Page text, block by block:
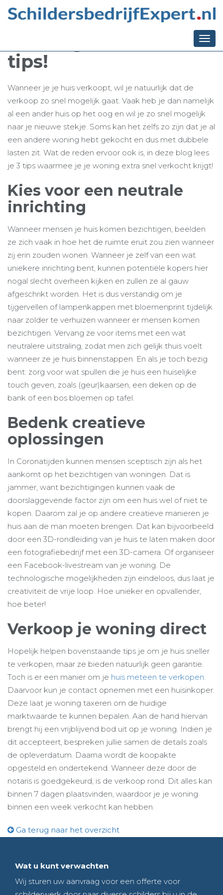
Ga terug naar het overzicht
Snel van je woning
tips!
Wanneer je je huis verkoopt, wil je natuurlijk dat de
verkoop zo snel mogelijk gaat. Vaak heb je dan namelijk
al een ander huis op het oog en wil je zo snel mogelijk
naar je nieuwe stekje. Soms kan het zelfs zo zijn dat je al
een andere woning hebt gekocht en dus met dubbele
lasten zit. Wat de reden ervoor ook is, in deze blog lees
je 3 tips waarmee je je woning extra snel verkocht krijgt!
Kies voor een neutrale
inrichting
Wanneer mensen je huis komen bezichtigen, beelden
ze zich vaak in hoe het de ruimte eruit zou zien wanneer
zij erin zouden wonen. Wanneer je zelf van een wat
uniekere inrichting bent, kunnen potentiële kopers hier
nogal slecht overheen kijken en zullen ze al gauw
afgeschrikt worden. Het is dus verstandig om je
tijgervellen of lampenkappen met bloemenprint tijdelijk
naar zolder te verhuizen wanneer er mensen komen
bezichtigen. Vervang ze voor items met een wat
neutralere uitstraling, zodat men zich gelijk thuis voelt
wanneer ze je huis binnenstappen. En als je toch bezig
bent: zorg voor wat spullen die je huis een huiselijke
touch geven, zoals (geur)kaarsen, een deken op de
bank of een bos bloemen op tafel.
Bedenk creatieve
oplossingen
In Coronatijden kunnen mensen sceptisch zijn als het
aankomt op het bezichtigen van woningen. Dat is
jammer, want bezichtigingen kunnen vaak de
doorslaggevende factor zijn om een huis wel of niet te
kopen. Daarom zal je op andere creatieve manieren je
huis aan de man moeten brengen. Dat kan bijvoorbeeld
door een 3D-rondleiding van je huis te laten maken door
een fotografiebedrijf met een 3D-camera. Of organiseer
een Facebook-livestream van je woning. De
technologische mogelijkheden zijn eindeloos, dus laat je
creativiteit de vrije loop. Hoe unieker en opvallender,
hoe beter!
Verkoop je woning direct
Hopelijk helpen bovenstaande tips je om je huis sneller
te verkopen, maar ze bieden natuurlijk geen garantie.
Toch is er een manier om je huis meteen te verkopen.
Daarvoor kun je contact opnemen met een huisinkoper.
Deze laat je woning taxeren om de huidige
marktwaarde te kunnen bepalen. Aan de hand hiervan
brengt hij een vrijblijvend bod uit op je woning. Indien je
dit accepteert, bespreken jullie samen de details zoals
de opleverdatum. Daarna wordt de koopakte
opgesteld en ondertekend. Wanneer deze door de
notaris is goedgekeurd, is de verkoop rond. Dit alles kan
binnen 7 dagen plaatsvinden, waardoor je je woning
binnen een week verkocht kan hebben.
Ga terug naar het overzicht
Wat u kunt verwachten
Wij sturen uw aanvraag voor een offerte voor